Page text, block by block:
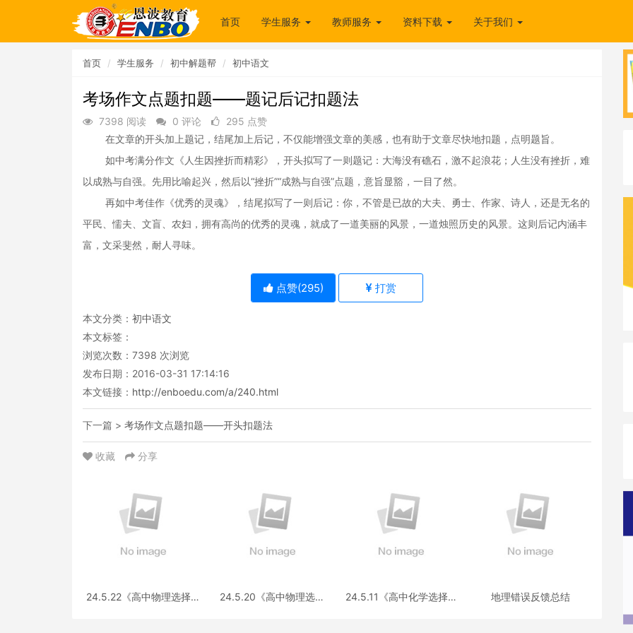
首页 学生服务 教师服务 资料下载 关于我们
首页 学生服务 初中解题帮 初中语文
考场作文点题扣题——题记后记扣题法
7398 阅读 0 评论
295 点赞
在文章的开头加上题记，结尾加上后记，不仅能增强文章的美感，也有助于文章尽快地扣题，点明题旨。
如中考满分作文《人生因挫折而精彩》，开头拟写了一则题记：大海没有礁石，激不起浪花；人生没有挫折，难
以成熟与自强。先用比喻起兴，然后以“挫折”“成熟与自强”点题，意旨显豁，一目了然。
再如中考佳作《优秀的灵魂》，结尾拟写了一则后记：你，不管是已故的大夫、勇士、作家、诗人，还是无名的
平民、懦夫、文盲、农妇，拥有高尚的优秀的灵魂，就成了一道美丽的风景，一道烛照历史的风景。这则后记内涵丰
富，文采斐然，耐人寻味。
点赞(295) 打赏
本文分类： 初中语文
本文标签：
浏览次数： 7398 次浏览
发布日期：2016-03-31 17:14:16
本文链接： http://enboedu.com/a/240.html
下一篇 > 考场作文点题扣题——开头扣题法
收藏 分享
24.5.22《高中物理选择性
24.5.20《高中物理选择
24.5.11《高中化学选择性
地理错误反馈总结